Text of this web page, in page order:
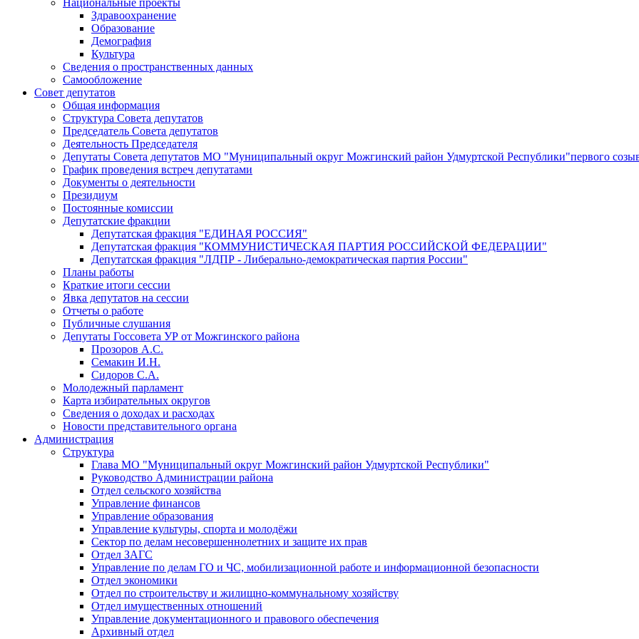
Здравоохранение
Образование
Демография
Культура
Сведения о пространственных данных
Самообложение
Совет депутатов
Общая информация
Структура Совета депутатов
Председатель Совета депутатов
Деятельность Председателя
Депутаты Совета депутатов МО "Муниципальный округ Можгинский район Удмуртской Республики"первого
График проведения встреч депутатами
Документы о деятельности
Президиум
Постоянные комиссии
Депутатские фракции
Депутатская фракция "ЕДИНАЯ РОССИЯ"
Депутатская фракция "КОММУНИСТИЧЕСКАЯ ПАРТИЯ РОССИЙСКОЙ ФЕДЕРАЦИИ"
Депутатская фракция "ЛДПР - Либерально-демократическая партия России"
Планы работы
Краткие итоги сессии
Явка депутатов на сессии
Отчеты о работе
Публичные слушания
Депутаты Госсовета УР от Можгинского района
Прозоров А.С.
Семакин И.Н.
Сидоров С.А.
Молодежный парламент
Карта избирательных округов
Сведения о доходах и расходах
Новости представительного органа
Администрация
Структура
Глава МО "Муниципальный округ Можгинский район Удмуртской Республики"
Руководство Администрации района
Отдел сельского хозяйства
Управление финансов
Управление образования
Управление культуры, спорта и молодёжи
Сектор по делам несовершеннолетних и защите их прав
Отдел ЗАГС
Управление по делам ГО и ЧС, мобилизационной работе и информационной безопасности
Отдел экономики
Отдел по строительству и жилищно-коммунальному хозяйству
Отдел имущественных отношений
Управление документационного и правового обеспечения
Архивный отдел